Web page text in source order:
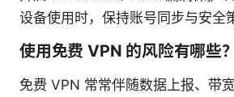
设备使用时，保持账号同步与安全
使用免费 VPN 的风险有哪些？
免费 VPN 常常伴随数据上报、带